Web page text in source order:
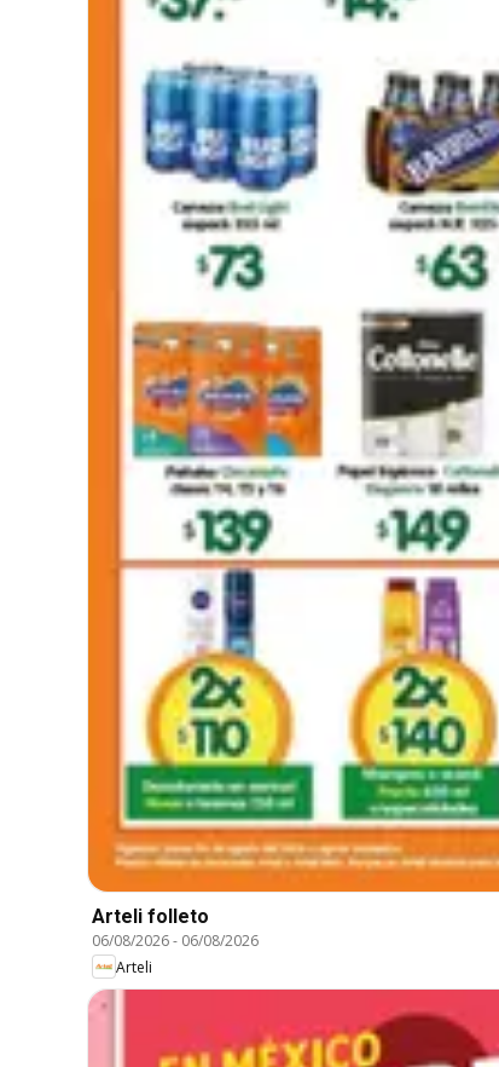
Arteli folleto
06/08/2026- 06/08/2026
Arteli